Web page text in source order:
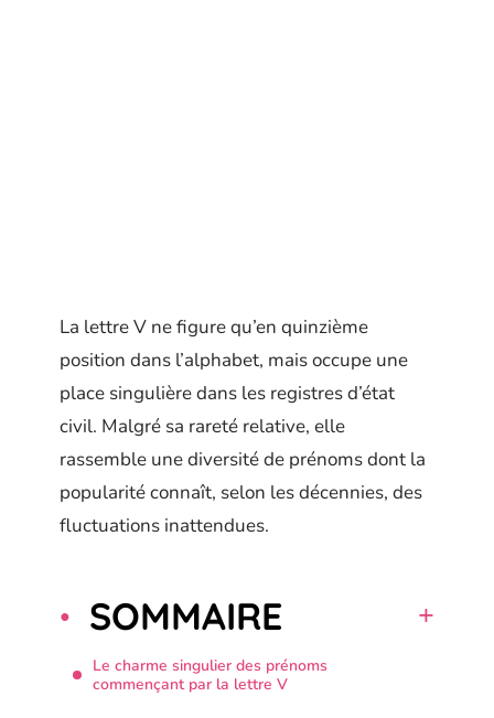
La lettre V ne figure qu’en quinzième
position dans l’alphabet, mais occupe une
place singulière dans les registres d’état
civil. Malgré sa rareté relative, elle
rassemble une diversité de prénoms dont la
popularité connaît, selon les décennies, des
fluctuations inattendues.
SOMMAIRE
Le charme singulier des prénoms
commençant par la lettre V